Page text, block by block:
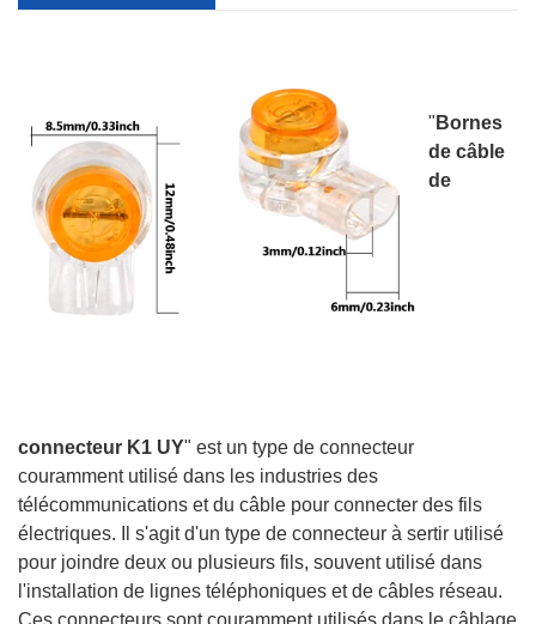
" Bornes
de câble
de
connecteur K1 UY" est un type de connecteur
couramment utilisé dans les industries des
télécommunications et du câble pour connecter des fils
électriques. Il s'agit d'un type de connecteur à sertir utilisé
pour joindre deux ou plusieurs fils, souvent utilisé dans
l'installation de lignes téléphoniques et de câbles réseau.
Ces connecteurs sont couramment utilisés dans le câblage